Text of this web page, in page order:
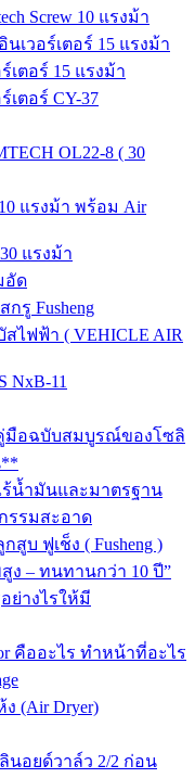
Screw 10 แรงม้า
เวอร์เตอร์ 15 แรงม้า
ตอร์ 15 แรงม้า
ตอร์ CY-37
OL22-8 ( 30
แรงม้า พร้อม Air
แรงม้า
อัด
รู Fusheng
ไฟฟ้า ( VEHICLE AIR
NxB-11
มือฉบับสมบูรณ์ของโซลิ
ร้น้ำมันและมาตรฐาน
รรมสะอาด
บ ฟูเช็ง ( Fusheng )
– ทนทานกว่า 10 ปี”
ย่างไรให้มี
คืออะไร ทำหน้าที่อะไร
(Air Dryer)
นอยด์วาล์ว 2/2 ก่อน